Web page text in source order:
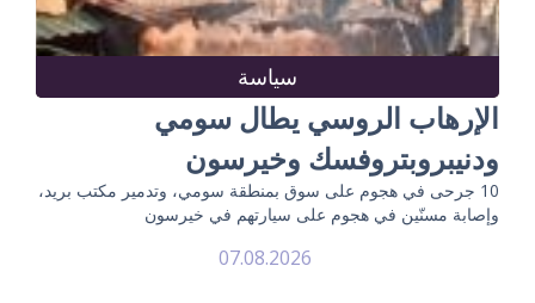
سياسة
الإرهاب الروسي يطال سومي
ودنيبروبتروفسك وخيرسون
10 جرحى في هجوم على سوق بمنطقة سومي، وتدمير مكتب بريد،
وإصابة مسنّين في هجوم على سيارتهم في خيرسون
07.08.2026